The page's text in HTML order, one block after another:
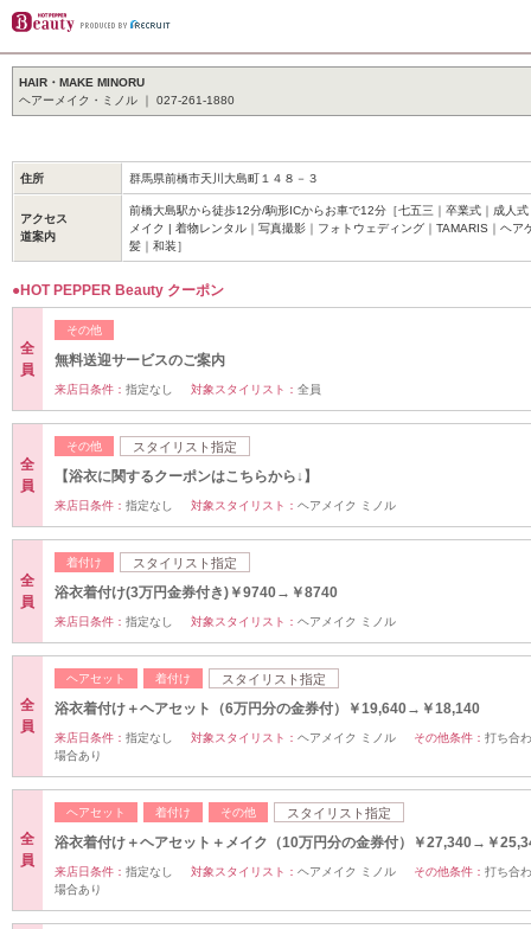
HAIR・MAKE MINORU
ヘアーメイク・ミノル ｜ 027-261-1880
住所 群馬県前橋市天川大島町１４８－３
アクセス
道案内
前橋大島駅から徒歩12分/駒形ICからお車で12分［七五三｜卒業式｜成人
メイク | 着物レンタル｜写真撮影｜フォトウェディング｜TAMARIS｜ヘア
髪｜和装］
●HOT PEPPER Beauty クーポン
全
員
その他
無料送迎サービスのご案内
来店日条件： 指定なし 対象スタイリスト： 全員
全
員
その他 スタイリスト指定
【浴衣に関するクーポンはこちらから↓】
来店日条件： 指定なし 対象スタイリスト： ヘアメイク ミノル
全
員
着付け スタイリスト指定
浴衣着付け(3万円金券付き)￥9740→￥8740
来店日条件： 指定なし 対象スタイリスト： ヘアメイク ミノル
全
員
ヘアセット 着付け スタイリスト指定
浴衣着付け＋ヘアセット（6万円分の金券付）￥19,640→￥18,140
来店日条件： 指定なし 対象スタイリスト： ヘアメイク ミノル その他条件： 打ち合
場合あり
全
員
ヘアセット 着付け その他 スタイリスト指定
浴衣着付け＋ヘアセット＋メイク（10万円分の金券付）￥27,340→￥
来店日条件： 指定なし 対象スタイリスト： ヘアメイク ミノル その他条件： 打ち合
場合あり